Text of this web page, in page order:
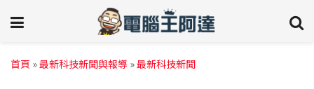
首頁 »最新科技新聞與報導 »最新科技新聞